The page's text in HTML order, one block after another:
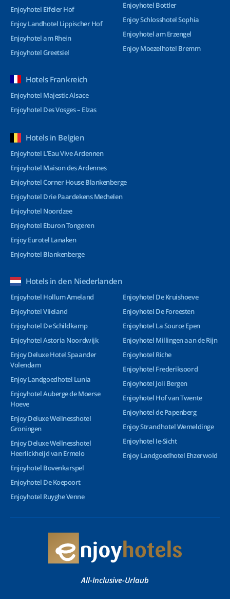
Enjoyhotel Eifeler Hof
Enjoy Landhotel Lippischer Hof
Enjoyhotel am Rhein
Enjoyhotel Greetsiel
Enjoyhotel Bottler
Enjoy Schlosshotel Sophia
Enjoyhotel am Erzengel
Enjoy Moezelhotel Bremm
Hotels Frankreich
Enjoyhotel Majestic Alsace
Enjoyhotel Des Vosges – Elzas
Hotels in Belgien
Enjoyhotel L’Eau Vive Ardennen
Enjoyhotel Maison des Ardennes
Enjoyhotel Corner House Blankenberge
Enjoyhotel Drie Paardekens Mechelen
Enjoyhotel Noordzee
Enjoyhotel Eburon Tongeren
Enjoy Eurotel Lanaken
Enjoyhotel Blankenberge
Hotels in den Niederlanden
Enjoyhotel Hollum Ameland
Enjoyhotel Vlieland
Enjoyhotel De Schildkamp
Enjoyhotel Astoria Noordwijk
Enjoy Deluxe Hotel Spaander
Volendam
Enjoy Landgoedhotel Lunia
Enjoyhotel Auberge de Moerse
Hoeve
Enjoy Deluxe Wellnesshotel
Groningen
Enjoy Deluxe Wellnesshotel
Heerlickheijd van Ermelo
Enjoyhotel Bovenkarspel
Enjoyhotel De Koepoort
Enjoyhotel Ruyghe Venne
Enjoyhotel De Kruishoeve
Enjoyhotel De Foreesten
Enjoyhotel La Source Epen
Enjoyhotel Millingen aan de Rijn
Enjoyhotel Riche
Enjoyhotel Frederiksoord
Enjoyhotel Joli Bergen
Enjoyhotel Hof van Twente
Enjoyhotel de Papenberg
Enjoy Strandhotel Wemeldinge
Enjoyhotel Ie-Sicht
Enjoy Landgoedhotel Ehzerwold
All-Inclusive-Urlaub